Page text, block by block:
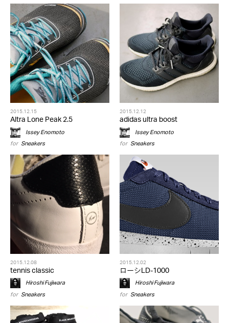
2015.12.15
Altra Lone Peak 2.5
Issey Enomoto
for Sneakers
2015.12.12
adidas ultra boost
Issey Enomoto
for Sneakers
2015.12.08
tennis classic
Hiroshi Fujiwara
for Sneakers
2015.12.02
ローシLD-1000
Hiroshi Fujiwara
for Sneakers